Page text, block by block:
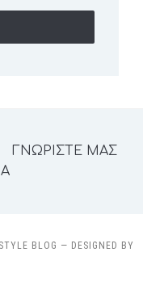
ΓΝΩΡΙΣΤΕ ΜΑΣ
BLOG — DESIGNED BY